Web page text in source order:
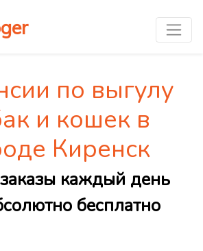
по выгулу
и кошек в
Киренск
каждый день
бесплатно